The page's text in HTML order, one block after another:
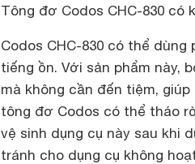
Tông đơ Codos CHC-830 có
Codos CHC-830 có thể
tiếng ồn. Với sản phẩm này,
mà không cần đến tiệm,
tông đơ Codos có thể tháo
vệ sinh dụng cụ này sau khi
tránh cho dụng cụ không